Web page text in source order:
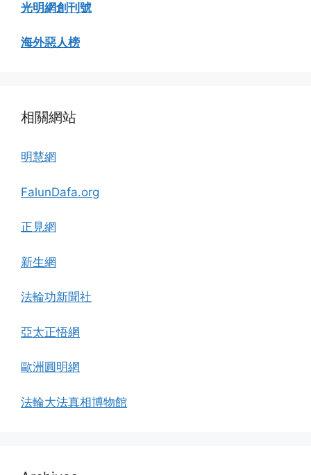
光明網創刊號
海外惡人榜
相關網站
明慧網
FalunDafa.org
正見網
新生網
法輪功新聞社
亞太正悟網
歐洲圓明網
法輪大法真相博物館